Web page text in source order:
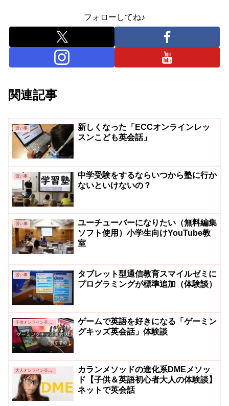
フォローしてね♪
関連記事
習い事
新しくなった「ECCオンラインレッ
スンこども英会話」
習い事
中学受験をするならいつから塾に行か
ないといけないの？
習い事
ユーチューバーになりたい（無料編集
ソフト使用）小学生向けYouTube教
室
習い事
タブレット型通信教育スマイルゼミに
プログラミングが標準追加（体験談）
子供オンライン英会話
ゲームで英語を好きになる「ゲーミン
グキッズ英会話」体験談
大人オンライン英会話
カランメソッドの進化系DMEメソッ
ド【子供＆英語初心者大人の体験談】
ネットで英会話